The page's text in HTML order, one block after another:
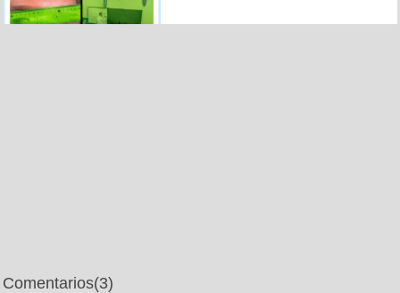
Comentarios(3)